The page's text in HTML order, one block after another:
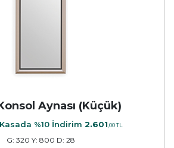
Aynası (Küçük)
Kasada %10 İndirim 2.601 ,00 TL
G: 320 Y: 800 D: 28